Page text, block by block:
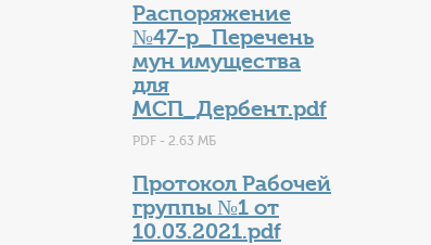
Распоряжение
№47-р_Перечень
мун имущества
для
МСП_Дербент.pdf
PDF - 2.63 МБ
Протокол Рабочей
группы №1 от
10.03.2021.pdf